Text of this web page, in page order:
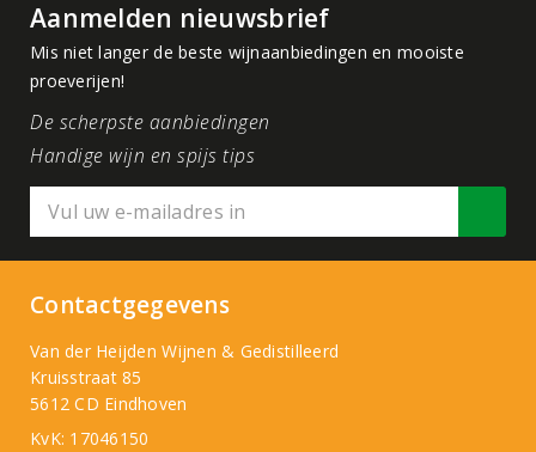
Aanmelden nieuwsbrief
Mis niet langer de beste wijnaanbiedingen en mooiste
proeverijen!
De scherpste aanbiedingen
Handige wijn en spijs tips
Contactgegevens
Van der Heijden Wijnen & Gedistilleerd
Kruisstraat 85
5612 CD Eindhoven
KvK: 17046150